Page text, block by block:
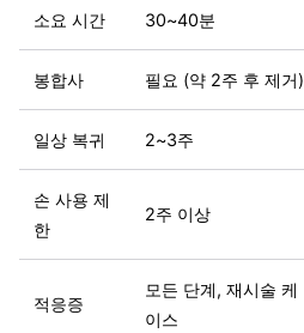
소요 시간 30~40분
봉합사 필요 (약 2주 후 제거)
일상 복귀 2~3주
손 사용 제
한
2주 이상
적응증
모든 단계, 재시술 케
이스